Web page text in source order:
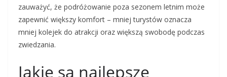
zauważyć, że podróżowanie poza sezonem letnim może
zapewnić większy komfort – mniej turystów oznacza
mniej kolejek do atrakcji oraz większą swobodę podczas
zwiedzania.
Jakie są najlepsze